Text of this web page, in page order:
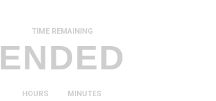
ENDED
TIME REMAINING
HOURS MINUTES